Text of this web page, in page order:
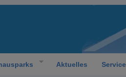
Aktuelles Service